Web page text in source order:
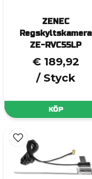
ZENEC
Regskyltskamera
ZE-RVC55LP
€ 189,92
/ Styck
KÖP